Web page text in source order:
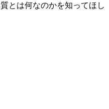
とは何なのかを知ってほし